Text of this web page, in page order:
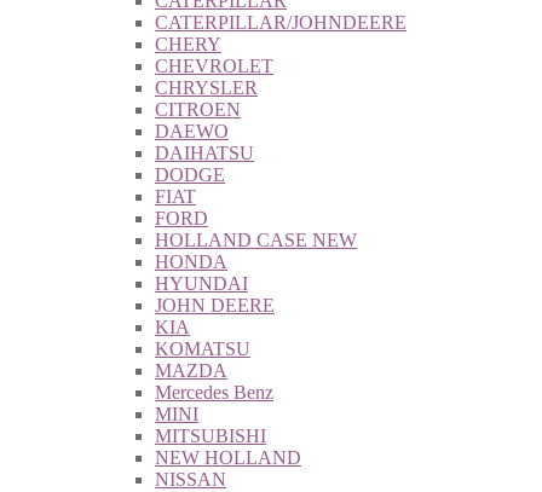
CATERPILLAR/JOHNDEERE
CHERY
CHEVROLET
CHRYSLER
CITROEN
DAEWO
DAIHATSU
DODGE
FIAT
FORD
HOLLAND CASE NEW
HONDA
HYUNDAI
JOHN DEERE
KIA
KOMATSU
MAZDA
Mercedes Benz
MINI
MITSUBISHI
NEW HOLLAND
NISSAN